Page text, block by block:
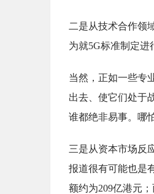
二是从技术合作领
为就5G标准制定进
当然，正如一些专
出去、使它们处于
谁都绝非易事。哪
三是从资本市场反
报道很有可能也是
额约为209亿港元